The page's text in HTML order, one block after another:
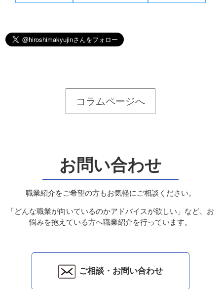
コラムページへ
お問い合わせ
職業紹介をご希望の方もお気軽にご相談ください。
「どんな職業が向いているのかアドバイスが欲しい」など、お
悩みを抱えている方へ職業紹介を行っています。
ご相談・お問い合わせ